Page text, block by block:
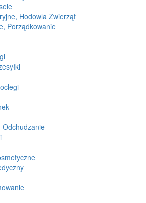
Hodowla Zwierząt
Porządkowanie
Odchudzanie